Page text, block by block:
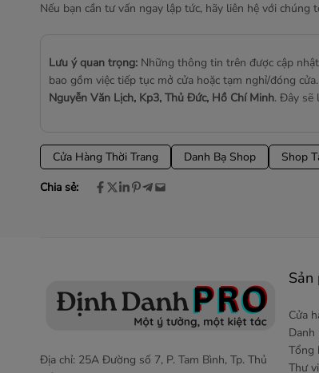
Nếu bạn cần tư vấn ngay lập tức, hãy liên hệ với chúng
Lưu ý quan trọng: Những thông tin trên được cập
bao gồm việc tiếp tục mở cửa hoặc tạm nghỉ/đóng
Nguyễn Văn Lịch, Kp3, Thủ Đức, Hồ Chí Minh. Đây sẽ
Cửa Hàng Thời Trang Danh Bạ Shop Shop
Chia sẻ:
Địa chỉ: 25A Đường số 7, P. Tam Bình, Tp. Thủ
Sản
Cửa
Danh
Tổng
Thư